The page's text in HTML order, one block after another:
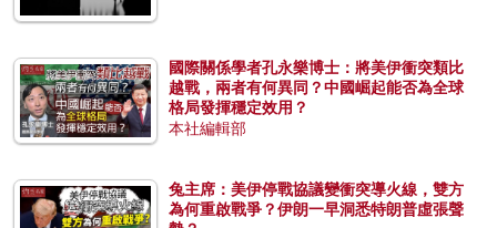
國際關係學者孔永樂博士：將美伊衝突類比
越戰，兩者有何異同？中國崛起能否為全球
格局發揮穩定效用？
本社編輯部
兔主席：美伊停戰協議變衝突導火線，雙方
為何重啟戰爭？伊朗一早洞悉特朗普虛張聲